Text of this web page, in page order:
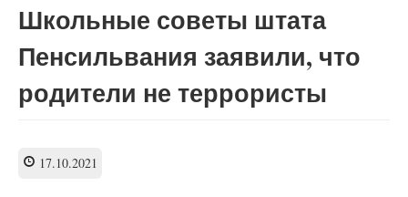
Школьные советы штата
Пенсильвания заявили, что
родители не террористы
17.10.2021